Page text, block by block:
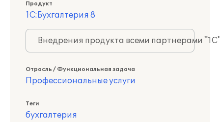
Продукт
1С:Бухгалтерия 8
Внедрения продукта всеми партнерами
Отрасль / Функциональная задача
Профессиональные услуги
Теги
бухгалтерия